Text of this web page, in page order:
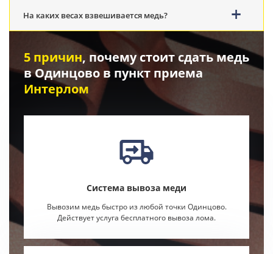
На каких весах взвешивается медь?
5 причин, почему стоит сдать медь
в Одинцово в пункт приема
Интерлом
Система вывоза меди
Вывозим медь быстро из любой точки Одинцово.
Действует услуга бесплатного вывоза лома.